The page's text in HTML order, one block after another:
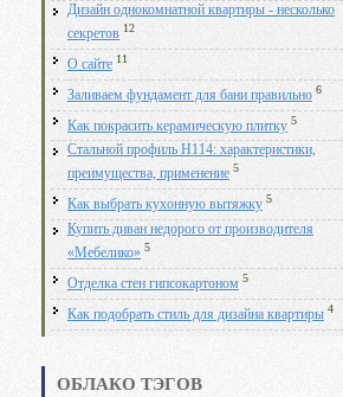
Дизайн однокомнатной квартиры - несколько
секретов 12
О сайте 11
Заливаем фундамент для бани правильно 6
Как покрасить керамическую плитку 5
Стальной профиль Н114: характеристики,
преимущества, применение 5
Как выбрать кухонную вытяжку 5
Купить диван недорого от производителя
«Мебелико» 5
Отделка стен гипсокартоном 5
Как подобрать стиль для дизайна квартиры 4
ОБЛАКО ТЭГОВ